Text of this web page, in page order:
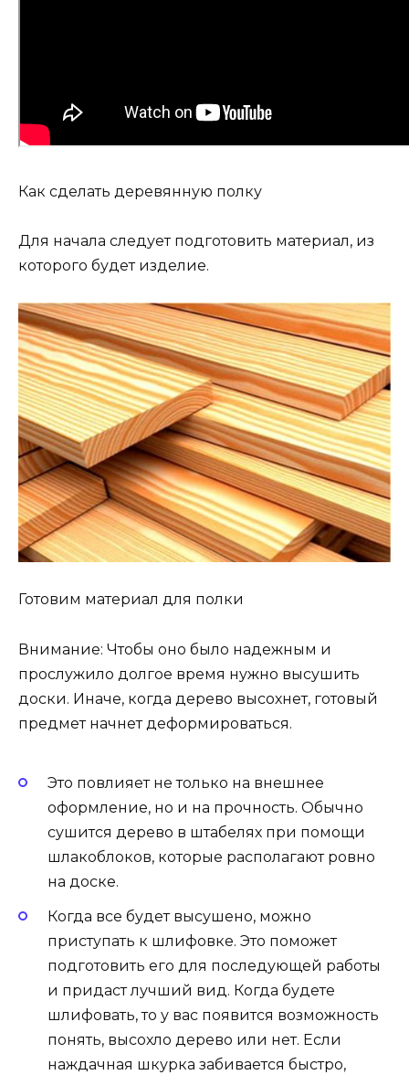
Как сделать деревянную полку
Для начала следует подготовить материал, из
которого будет изделие.
Готовим материал для полки
Внимание: Чтобы оно было надежным и
прослужило долгое время нужно высушить
доски. Иначе, когда дерево высохнет, готовый
предмет начнет деформироваться.
Это повлияет не только на внешнее
оформление, но и на прочность. Обычно
сушится дерево в штабелях при помощи
шлакоблоков, которые располагают ровно
на доске.
Когда все будет высушено, можно
приступать к шлифовке. Это поможет
подготовить его для последующей работы
и придаст лучший вид. Когда будете
шлифовать, то у вас появится возможность
понять, высохло дерево или нет. Если
наждачная шкурка забивается быстро,